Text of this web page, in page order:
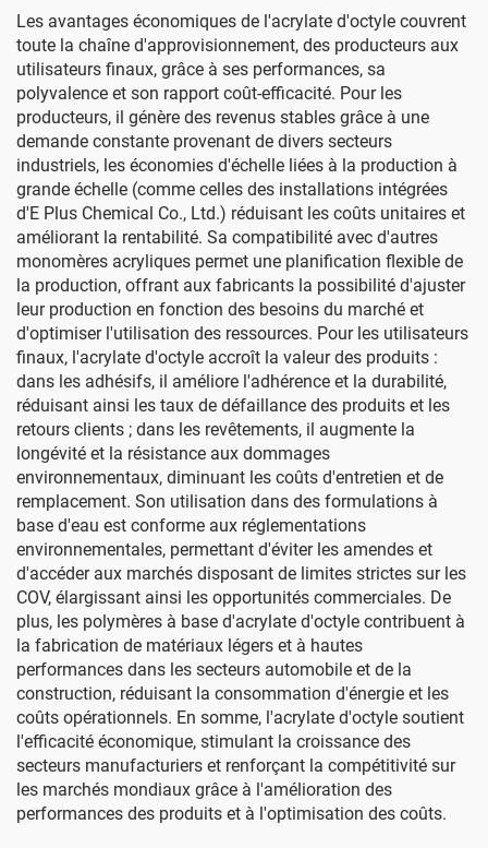
Les avantages économiques de l'acrylate d'octyle couvrent
toute la chaîne d'approvisionnement, des producteurs aux
utilisateurs finaux, grâce à ses performances, sa
polyvalence et son rapport coût-efficacité. Pour les
producteurs, il génère des revenus stables grâce à une
demande constante provenant de divers secteurs
industriels, les économies d'échelle liées à la production à
grande échelle (comme celles des installations intégrées
d'E Plus Chemical Co., Ltd.) réduisant les coûts unitaires et
améliorant la rentabilité. Sa compatibilité avec d'autres
monomères acryliques permet une planification flexible de
la production, offrant aux fabricants la possibilité d'ajuster
leur production en fonction des besoins du marché et
d'optimiser l'utilisation des ressources. Pour les utilisateurs
finaux, l'acrylate d'octyle accroît la valeur des produits :
dans les adhésifs, il améliore l'adhérence et la durabilité,
réduisant ainsi les taux de défaillance des produits et les
retours clients ; dans les revêtements, il augmente la
longévité et la résistance aux dommages
environnementaux, diminuant les coûts d'entretien et de
remplacement. Son utilisation dans des formulations à
base d'eau est conforme aux réglementations
environnementales, permettant d'éviter les amendes et
d'accéder aux marchés disposant de limites strictes sur les
COV, élargissant ainsi les opportunités commerciales. De
plus, les polymères à base d'acrylate d'octyle contribuent à
la fabrication de matériaux légers et à hautes
performances dans les secteurs automobile et de la
construction, réduisant la consommation d'énergie et les
coûts opérationnels. En somme, l'acrylate d'octyle soutient
l'efficacité économique, stimulant la croissance des
secteurs manufacturiers et renforçant la compétitivité sur
les marchés mondiaux grâce à l'amélioration des
performances des produits et à l'optimisation des coûts.